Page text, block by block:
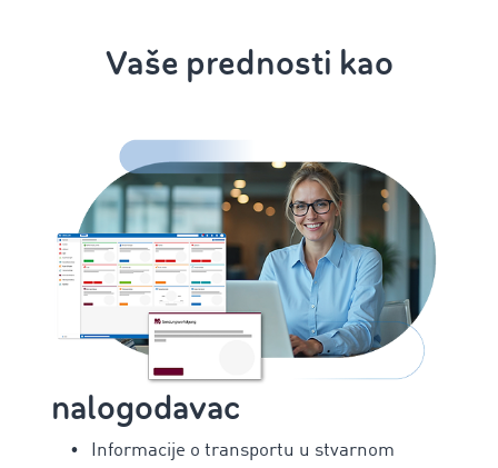
Vaše prednosti kao
nalogodavac
Informacije o transportu u stvarnom